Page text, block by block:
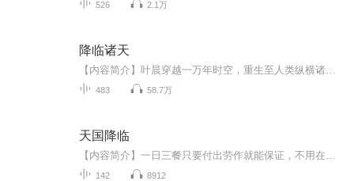
526 2.1万
降临诸天
483 58.7万
天国降临
142 8912